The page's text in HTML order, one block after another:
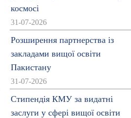
космосі
31-07-2026
Розширення партнерства із
закладами вищої освіти
Пакистану
31-07-2026
Стипендія КМУ за видатні
заслуги у сфері вищої освіти